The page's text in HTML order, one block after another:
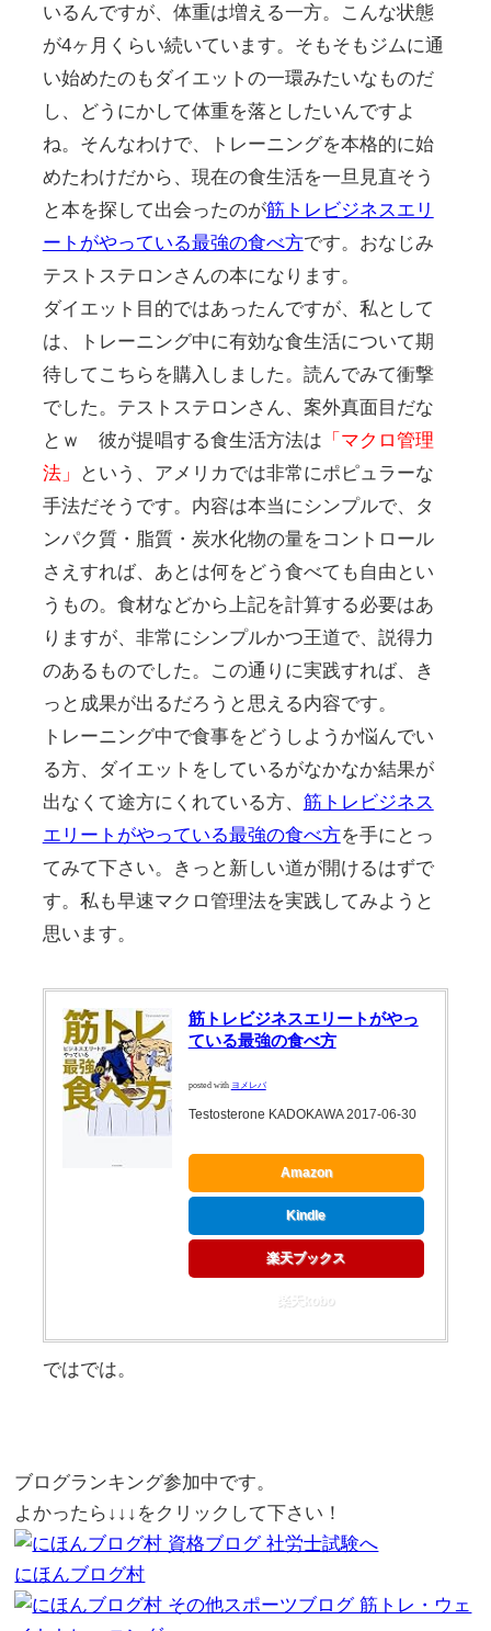
いるんですが、体重は増える一方。こんな状態
が4ヶ月くらい続いています。そもそもジムに通
い始めたのもダイエットの一環みたいなものだ
し、どうにかして体重を落としたいんですよ
ね。そんなわけで、トレーニングを本格的に始
めたわけだから、現在の食生活を一旦見直そう
と本を探して出会ったのが筋トレビジネスエリ
ートがやっている最強の食べ方です。おなじみ
テストステロンさんの本になります。
ダイエット目的ではあったんですが、私として
は、トレーニング中に有効な食生活について期
待してこちらを購入しました。読んでみて衝撃
でした。テストステロンさん、案外真面目だな
とｗ 彼が提唱する食生活方法は 「マクロ管理
法」
という、アメリカでは非常にポピュラーな
手法だそうです。内容は本当にシンプルで、タ
ンパク質・脂質・炭水化物の量をコントロール
さえすれば、あとは何をどう食べても自由とい
うもの。食材などから上記を計算する必要はあ
りますが、非常にシンプルかつ王道で、説得力
のあるものでした。この通りに実践すれば、き
っと成果が出るだろうと思える内容です。
トレーニング中で食事をどうしようか悩んでい
る方、ダイエットをしているがなかなか結果が
出なくて途方にくれている方、 筋トレビジネス
エリートがやっている最強の食べ方を手にとっ
てみて下さい。きっと新しい道が開けるはずで
す。私も早速マクロ管理法を実践してみようと
思います。
筋トレビジネスエリートがやっ
ている最強の食べ方
posted with ヨメレバ
Testosterone KADOKAWA 2017-06-30
Amazon
Kindle
楽天ブックス
楽天kobo
ではでは。
ブログランキング参加中です。
よかったら↓↓↓をクリックして下さい！
にほんブログ村